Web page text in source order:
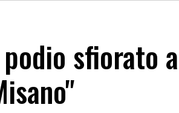
podio sfiorato